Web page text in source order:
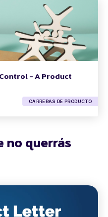
- A Product
CARRERAS DE PRODUCTO
no querrás